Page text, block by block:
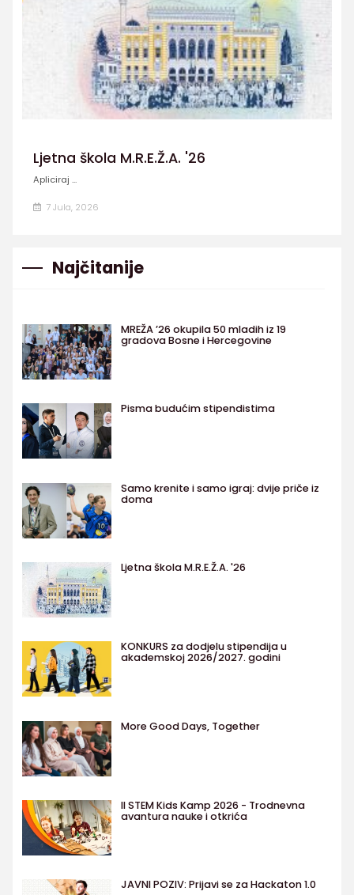
Ljetna škola M.R.E.Ž.A. '26
Apliciraj ...
7 Jula, 2026
Najčitanije
MREŽA ’26 okupila 50 mladih iz 19
gradova Bosne i Hercegovine
Pisma budućim stipendistima
Samo krenite i samo igraj: dvije priče iz
doma
Ljetna škola M.R.E.Ž.A. '26
KONKURS za dodjelu stipendija u
akademskoj 2026/2027. godini
More Good Days, Together
II STEM Kids Kamp 2026 - Trodnevna
avantura nauke i otkrića
JAVNI POZIV: Prijavi se za Hackaton 1.0